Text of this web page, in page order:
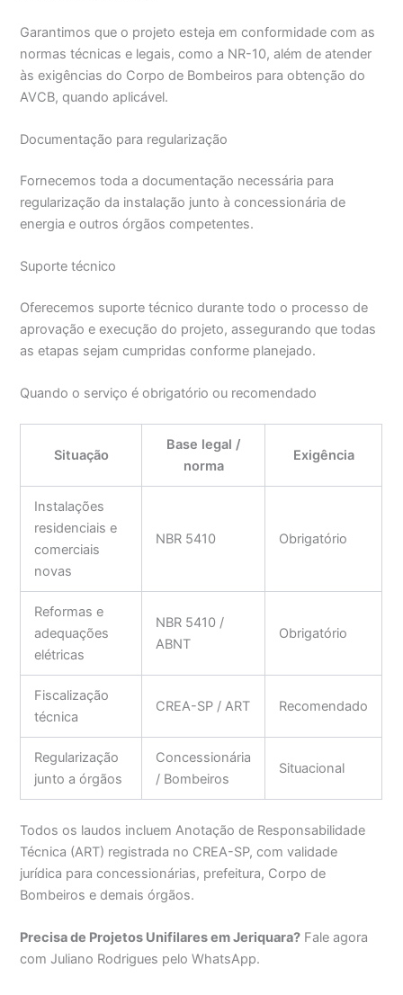
Garantimos que o projeto esteja em conformidade com as
normas técnicas e legais, como a NR-10, além de atender
às exigências do Corpo de Bombeiros para obtenção do
AVCB, quando aplicável.
Documentação para regularização
Fornecemos toda a documentação necessária para
regularização da instalação junto à concessionária de
energia e outros órgãos competentes.
Suporte técnico
Oferecemos suporte técnico durante todo o processo de
aprovação e execução do projeto, assegurando que todas
as etapas sejam cumpridas conforme planejado.
Quando o serviço é obrigatório ou recomendado
Situação
Base legal /
norma
Exigência
Instalações
residenciais e
comerciais
novas
NBR 5410 Obrigatório
Reformas e
adequações
elétricas
NBR 5410 /
ABNT
Obrigatório
Fiscalização
técnica
CREA-SP / ART Recomendado
Regularização
junto a órgãos
Concessionária
/ Bombeiros
Situacional
Todos os laudos incluem Anotação de Responsabilidade
Técnica (ART) registrada no CREA-SP, com validade
jurídica para concessionárias, prefeitura, Corpo de
Bombeiros e demais órgãos.
Precisa de Projetos Unifilares em Jeriquara? Fale agora
com Juliano Rodrigues pelo WhatsApp.